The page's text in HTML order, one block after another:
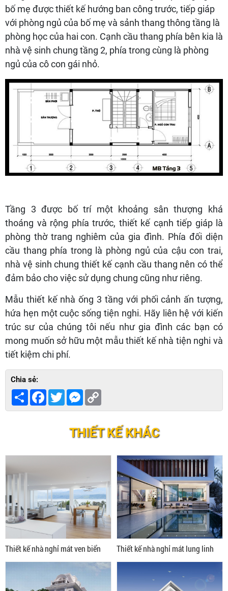
bố mẹ được thiết kế hướng ban công trước, tiếp giáp
với phòng ngủ của bố mẹ và sảnh thang thông tầng là
phòng học của hai con. Cạnh cầu thang phía bên kia là
nhà vệ sinh chung tầng 2, phía trong cùng là phòng
ngủ của cô con gái nhỏ.
Tầng 3 được bố trí một khoảng sân thượng khá
thoáng và rộng phía trước, thiết kế cạnh tiếp giáp là
phòng thờ trang nghiêm của gia đình. Phía đối diện
cầu thang phía trong là phòng ngủ của cậu con trai,
nhà vệ sinh chung thiết kế cạnh cầu thang nên có thể
đảm bảo cho việc sử dụng chung cũng như riêng.
Mẫu thiết kế nhà ống 3 tầng với phối cảnh ấn tượng,
hứa hẹn một cuộc sống tiện nghi. Hãy liên hệ với kiến
trúc sư của chúng tôi nếu như gia đình các bạn có
mong muốn sở hữu một mẫu thiết kế nhà tiện nghi và
tiết kiệm chi phí.
Chia sẻ:
Share Facebook
TwitterMessenger
THIẾT KẾ KHÁC
Thiết kế nhà nghỉ mát ven biển Thiết kế nhà nghỉ mát lung linh